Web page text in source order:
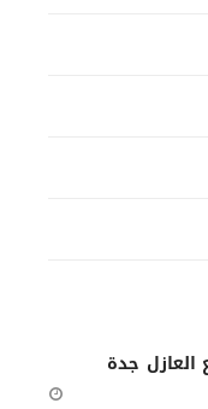
جدة